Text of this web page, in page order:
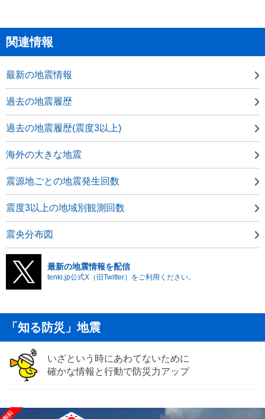
関連情報
最新の地震情報
過去の地震履歴
過去の地震履歴(震度3以上)
海外の大きな地震
震源地ごとの地震発生回数
震度3以上の地域別観測回数
震央分布図
最新の地震情報を配信
tenki.jp公式X（旧Twitter）をご利用ください。
「知る防災」地震
いざという時にあわてないために
確かな情報と行動で防災力アップ